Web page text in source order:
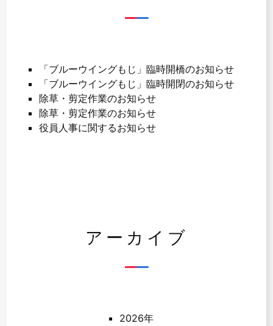
「ブルーウイングもじ」臨時開橋のお知らせ
「ブルーウイングもじ」臨時開閉のお知らせ
除草・剪定作業のお知らせ
除草・剪定作業のお知らせ
役員人事に関するお知らせ
アーカイブ
2026年